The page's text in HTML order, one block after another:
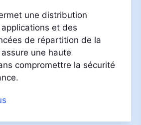
une distribution
et des
de répartition de la
une haute
compromettre la sécurité